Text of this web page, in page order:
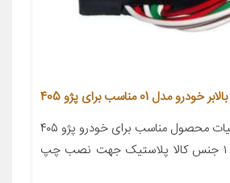
01 مناسب برای پژو 405
معرفی محصول جزئیات محصول مناسب برای خودرو پژو ۴۰۵
تعداد در بسته‌بندی ۱ جنس کالا پلاستیک جهت نصب چپ